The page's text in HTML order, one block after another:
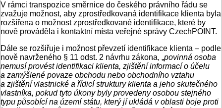
V rámci transpozice směrnice do českého právního řádu se
zvažuje možnost, aby zprostředkovaná identifikace klienta byla
rozšířena o možnost zprostředkované identifikace, které by
nově prováděla i kontaktní místa veřejné správy CzechPOINT.
Dále se rozšiřuje i možnost převzetí identifikace klienta – podle
nově navrženého § 11 odst. 2 návrhu zákona, „povinná osoba
nemusí provést identifikaci klienta, zjištění informací o účelu
a zamýšlené povaze obchodu nebo obchodního vztahu
a zjištění vlastnické a řídicí struktury klienta a jeho skutečného
vlastníka, pokud tyto úkony byly provedeny osobou stejného
typu působící na území státu, který jí ukládá v oblasti boje proti